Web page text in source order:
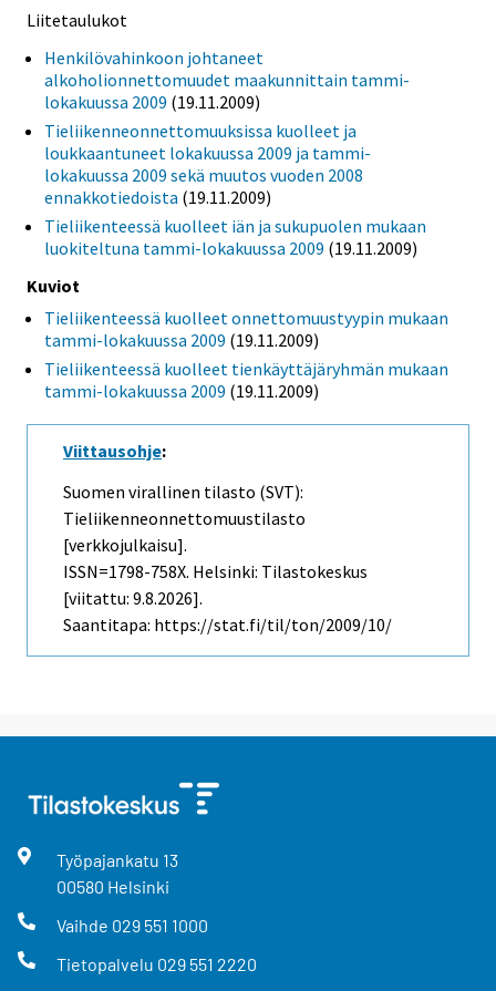
Liitetaulukot
Henkilövahinkoon johtaneet
alkoholionnettomuudet maakunnittain tammi-
lokakuussa 2009 (19.11.2009)
Tieliikenneonnettomuuksissa kuolleet ja
loukkaantuneet lokakuussa 2009 ja tammi-
lokakuussa 2009 sekä muutos vuoden 2008
ennakkotiedoista (19.11.2009)
Tieliikenteessä kuolleet iän ja sukupuolen mukaan
luokiteltuna tammi-lokakuussa 2009 (19.11.2009)
Kuviot
Tieliikenteessä kuolleet onnettomuustyypin mukaan
tammi-lokakuussa 2009 (19.11.2009)
Tieliikenteessä kuolleet tienkäyttäjäryhmän mukaan
tammi-lokakuussa 2009 (19.11.2009)
Viittausohje:
Suomen virallinen tilasto (SVT):
Tieliikenneonnettomuustilasto
[verkkojulkaisu].
ISSN=1798-758X. Helsinki: Tilastokeskus
[viitattu: 9.8.2026].
Saantitapa: https://stat.fi/til/ton/2009/10/
Työpajankatu 13
00580 Helsinki
Vaihde 029 551 1000
Tietopalvelu 029 551 2220